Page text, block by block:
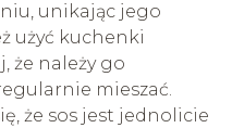
unikając jego
użyć kuchenki
że należy go
mieszać.
że sos jest jednolicie